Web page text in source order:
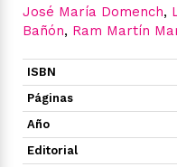
José María Domench,
Bañón, Ram Martín
ISBN
Páginas
Año
Editorial